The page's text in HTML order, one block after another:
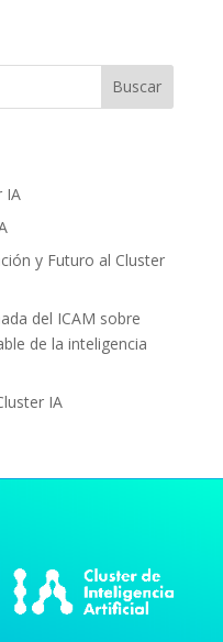
Buscar
IA
y Futuro al Cluster
del ICAM sobre
de la inteligencia
IA